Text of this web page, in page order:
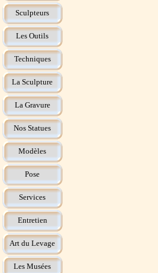
Sculpteurs
Les Outils
Techniques
La Sculpture
La Gravure
Nos Statues
Modèles
Pose
Services
Entretien
Art du Levage
Les Musées